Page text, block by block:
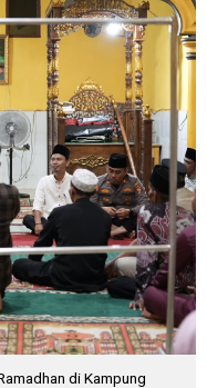
di Kampung